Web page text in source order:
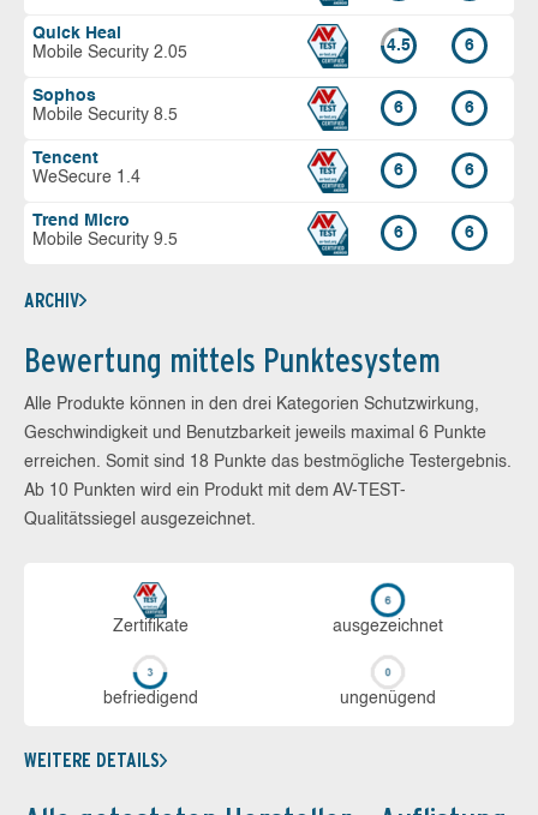
Quick Heal
Mobile Security 2.05
4.5 6
Sophos
Mobile Security 8.5
6 6
Tencent
WeSecure 1.4
6 6
Trend Micro
Mobile Security 9.5
6 6
ARCHIV
Bewertung mittels Punktesystem
Alle Produkte können in den drei Kategorien Schutzwirkung,
Geschwindigkeit und Benutzbarkeit jeweils maximal 6 Punkte
erreichen. Somit sind 18 Punkte das bestmögliche Testergebnis.
Ab 10 Punkten wird ein Produkt mit dem AV-TEST-
Qualitätssiegel ausgezeichnet.
Zerti­fikate aus­ge­zeich­net
be­frie­di­gend un­ge­nü­gend
WEITERE DETAILS